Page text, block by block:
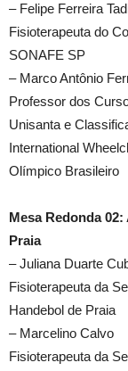
– Felipe Ferreira
Fisioterapeuta do
SONAFE SP
– Marco Antônio
Professor dos
Unisanta e
International
Olímpico Brasileiro
Mesa Redonda
Praia
– Juliana Duarte
Fisioterapeuta da
Handebol de Praia
– Marcelino Calvo
Fisioterapeuta da